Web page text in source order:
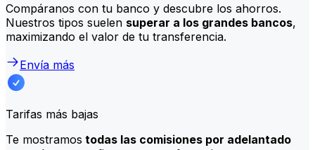
Compáranos con tu banco y descubre los ahorros.
Nuestros tipos suelen superar a los grandes bancos,
maximizando el valor de tu transferencia.
Envía más
Tarifas más bajas
Te mostramos todas las comisiones por adelantado